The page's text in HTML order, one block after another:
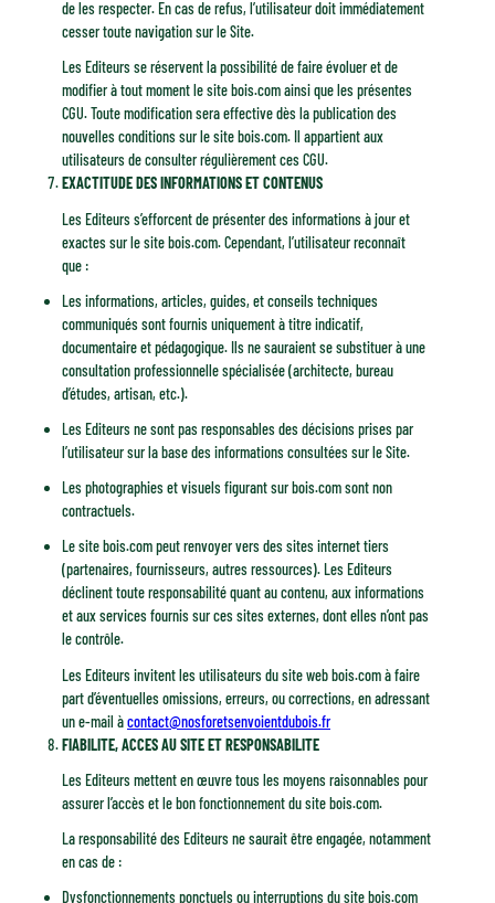
de les respecter. En cas de refus, l’utilisateur doit immédiatement
cesser toute navigation sur le Site.
Les Editeurs se réservent la possibilité de faire évoluer et de
modifier à tout moment le site bois.com ainsi que les présentes
CGU. Toute modification sera effective dès la publication des
nouvelles conditions sur le site bois.com. Il appartient aux
utilisateurs de consulter régulièrement ces CGU.
EXACTITUDE DES INFORMATIONS ET CONTENUS
Les Editeurs s’efforcent de présenter des informations à jour et
exactes sur le site bois.com. Cependant, l’utilisateur reconnaît
que :
Les informations, articles, guides, et conseils techniques
communiqués sont fournis uniquement à titre indicatif,
documentaire et pédagogique. Ils ne sauraient se substituer à une
consultation professionnelle spécialisée (architecte, bureau
d’études, artisan, etc.).
Les Editeurs ne sont pas responsables des décisions prises par
l’utilisateur sur la base des informations consultées sur le Site.
Les photographies et visuels figurant sur bois.com sont non
contractuels.
Le site bois.com peut renvoyer vers des sites internet tiers
(partenaires, fournisseurs, autres ressources). Les Editeurs
déclinent toute responsabilité quant au contenu, aux informations
et aux services fournis sur ces sites externes, dont elles n’ont pas
le contrôle.
Les Editeurs invitent les utilisateurs du site web bois.com à faire
part d’éventuelles omissions, erreurs, ou corrections, en adressant
un e-mail àcontact@nosforetsenvoientdubois.fr
FIABILITE, ACCES AU SITE ET RESPONSABILITE
Les Editeurs mettent en œuvre tous les moyens raisonnables pour
assurer l’accès et le bon fonctionnement du site bois.com.
La responsabilité des Editeurs ne saurait être engagée, notamment
en cas de :
Dysfonctionnements ponctuels ou interruptions du site bois.com